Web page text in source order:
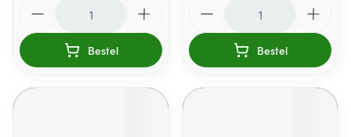
Bestel Bestel